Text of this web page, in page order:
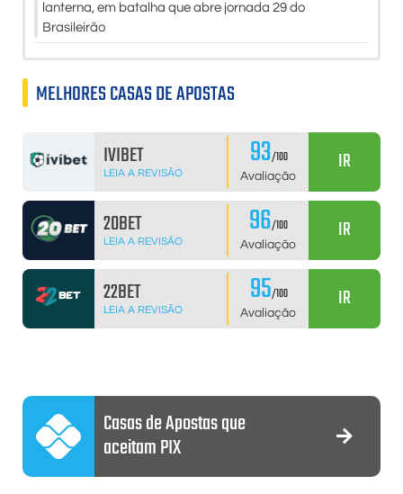
lanterna, em batalha que abre jornada 29 do
Brasileirão
MELHORES CASAS DE APOSTAS
IVIBET
LEIA A REVISÃO 93/100
Avaliação
IR
20BET
LEIA A REVISÃO 96/100
Avaliação
IR
22BET
LEIA A REVISÃO 95/100
Avaliação
IR
Casas de Apostas que
aceitam PIX